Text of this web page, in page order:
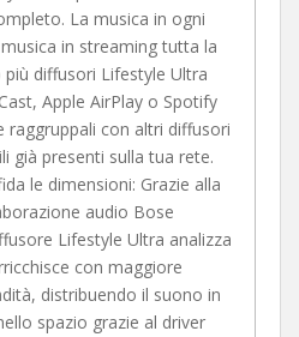
La musica in ogni
in streaming tutta la
più diffusori Lifestyle Ultra
Apple AirPlay o Spotify
raggruppali con altri diffusori
già presenti sulla tua rete.
le dimensioni: Grazie alla
audio Bose
Lifestyle Ultra analizza
con maggiore
distribuendo il suono in
spazio grazie al driver